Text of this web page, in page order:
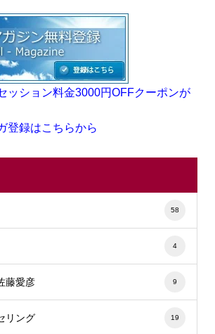
ッション料金3000円OFFクーポンが
登録はこちらから
58
4
藤愛彦 9
リング 19